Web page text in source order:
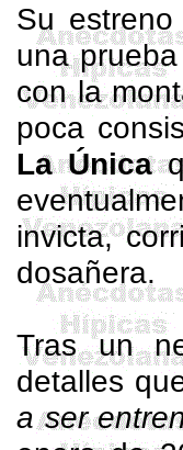
Su
una
con la
poca
La Única
invicta,
dosañera.
Tras un
detalles
a ser